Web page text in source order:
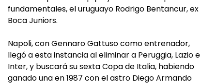
fundamentales, el uruguayo Rodrigo Bentancur, ex
Boca Juniors.
Napoli, con Gennaro Gattuso como entrenador,
llegó a esta instancia al eliminar a Peruggia, Lazio e
Inter, y buscará su sexta Copa de Italia, habiendo
ganado una en 1987 con el astro Diego Armando